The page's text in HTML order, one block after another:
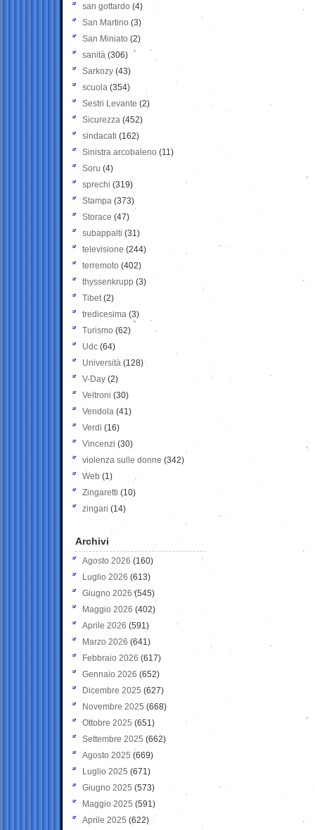
san gottardo (4)
San Martino (3)
San Miniato (2)
sanità (306)
Sarkozy (43)
scuola (354)
Sestri Levante (2)
Sicurezza (452)
sindacati (162)
Sinistra arcobaleno (11)
Soru (4)
sprechi (319)
Stampa (373)
Storace (47)
subappalti (31)
televisione(244)
terremoto (402)
thyssenkrupp (3)
Tibet(2)
tredicesima (3)
Turismo (62)
Udc (64)
Università (128)
V-Day (2)
Veltroni (30)
Vendola (41)
Verdi (16)
Vincenzi (30)
violenza sulle donne (342)
Web (1)
Zingaretti (10)
zingari (14)
Archivi
Agosto 2026 (160)
Luglio 2026 (613)
Giugno 2026 (545)
Maggio 2026 (402)
Aprile 2026 (591)
Marzo 2026 (641)
Febbraio 2026 (617)
Gennaio 2026 (652)
Dicembre 2025 (627)
Novembre 2025 (668)
Ottobre 2025 (651)
Settembre 2025 (662)
Agosto 2025 (669)
Luglio 2025 (671)
Giugno 2025 (573)
Maggio 2025 (591)
Aprile 2025 (622)